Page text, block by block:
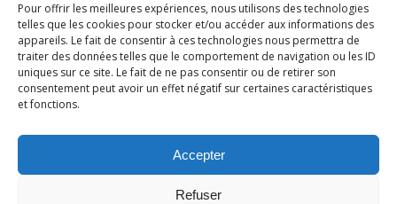
Pour offrir les meilleures expériences, nous utilisons des technologies
telles que les cookies pour stocker et/ou accéder aux informations des
appareils. Le fait de consentir à ces technologies nous permettra de
traiter des données telles que le comportement de navigation ou les ID
uniques sur ce site. Le fait de ne pas consentir ou de retirer son
consentement peut avoir un effet négatif sur certaines caractéristiques
et fonctions.
Accepter
Refuser